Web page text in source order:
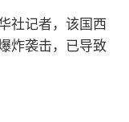
社记者，该国西
炸袭击，已导致